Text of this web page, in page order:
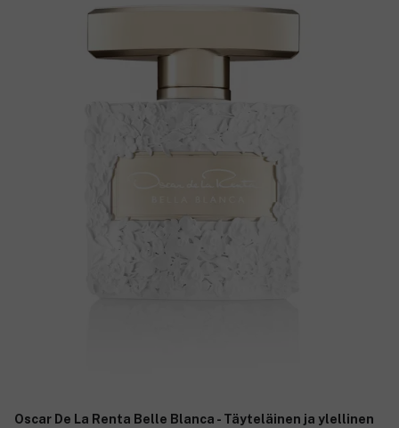
Oscar De La Renta Belle Blanca - Täyteläinen ja ylellinen